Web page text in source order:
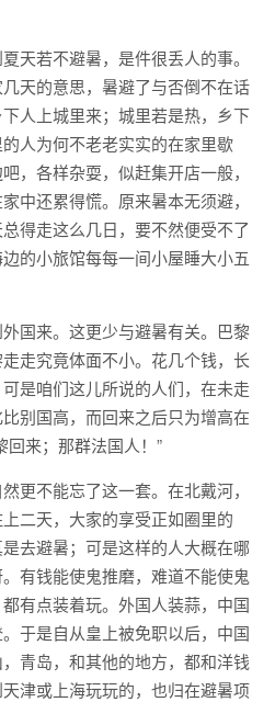
天若不避暑，是件很丢人的事。
天的意思，暑避了与否倒不在话
人上城里来；城里若是热，乡下
人为何不老老实实的在家里歇
，各样杂耍，似赶集开店一般，
中还累得慌。原来暑本无须避，
得走这么几日，要不然便受不了
的小旅馆每每一间小屋睡大小五
国来。这更少与避暑有关。巴黎
走究竟体面不小。花几个钱，长
是咱们这儿所说的人们，在未走
别国高，而回来之后只为增高在
来；那群法国人！”
更不能忘了这一套。在北戴河，
二天，大家的享受正如圈里的
去避暑；可是这样的人大概在哪
有钱能使鬼推磨，难道不能使鬼
有点装着玩。外国人装蒜，中国
于是自从皇上被免职以后，中国
青岛，和其他的地方，都和洋钱
津或上海玩玩的，也归在避暑项